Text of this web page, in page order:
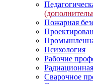
Пожарная
Психология
Рабочие
Сварочное